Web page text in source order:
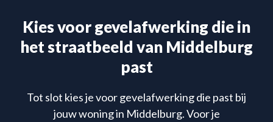
Kies voor gevelafwerking die in
het straatbeeld van Middelburg
past
Tot slot kies je voor gevelafwerking die past bij
jouw woning in Middelburg. Voor je